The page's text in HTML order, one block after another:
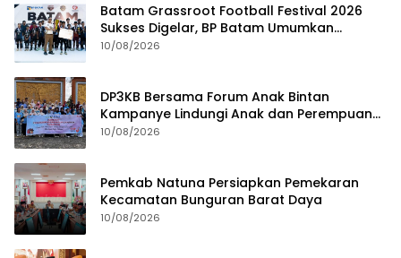
Batam Grassroot Football Festival 2026
Sukses Digelar, BP Batam Umumkan
Pemenang
10/08/2026
DP3KB Bersama Forum Anak Bintan
Kampanye Lindungi Anak dan Perempuan
dari Kekerasan
10/08/2026
Pemkab Natuna Persiapkan Pemekaran
Kecamatan Bunguran Barat Daya
10/08/2026